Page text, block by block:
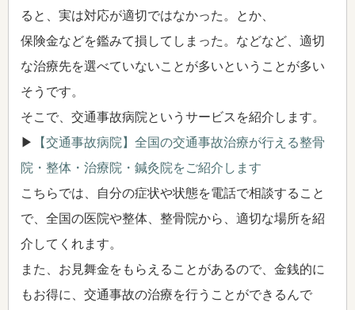
ると、実は対応が適切ではなかった。とか、
保険金などを鑑みて損してしまった。などなど、適切
な治療先を選べていないことが多いということが多い
そうです。
そこで、交通事故病院というサービスを紹介します。
▶
【交通事故病院】全国の交通事故治療が行える整骨
院・整体・治療院・鍼灸院をご紹介します
こちらでは、自分の症状や状態を電話で相談すること
で、全国の医院や整体、整骨院から、適切な場所を紹
介してくれます。
また、お見舞金をもらえることがあるので、金銭的に
もお得に、交通事故の治療を行うことができるんで